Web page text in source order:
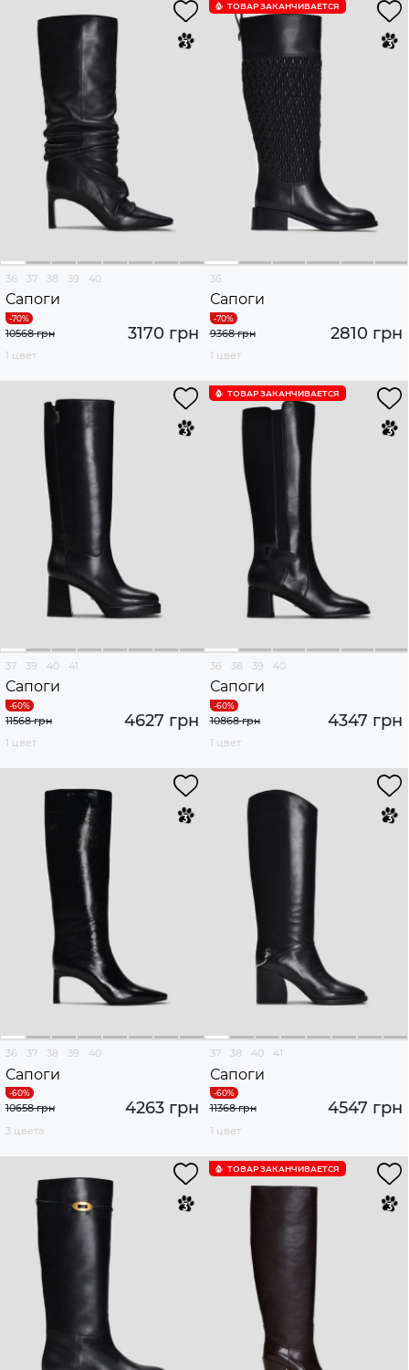
36 37 38 39 40
Сапоги
3170 грн
10568 грн
1 цвет
ТОВАР ЗАКАНЧИВАЕТСЯ
36
Сапоги
2810 грн
9368 грн
1 цвет
37 39 40 41
Сапоги
4627 грн
11568 грн
1 цвет
ТОВАР ЗАКАНЧИВАЕТСЯ
36 38 39 40
Сапоги
4347 грн
10868 грн
1 цвет
36 37 38 39 40
Сапоги
4263 грн
10658 грн
3 цвета
37 38 40 41
Сапоги
4547 грн
11368 грн
1 цвет
ТОВАР ЗАКАНЧИВАЕТСЯ